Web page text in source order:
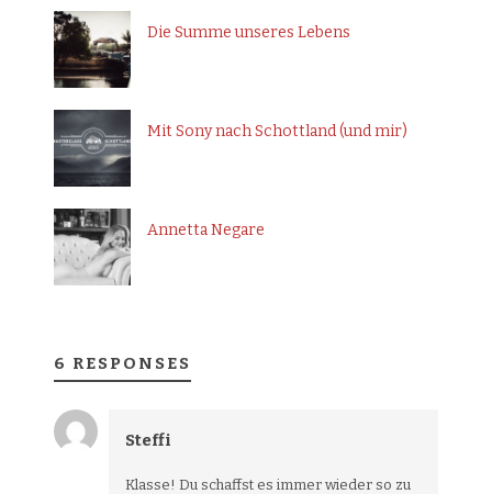
Die Summe unseres Lebens
Mit Sony nach Schottland (und mir)
Annetta Negare
6 RESPONSES
Steffi
Klasse! Du schaffst es immer wieder so zu